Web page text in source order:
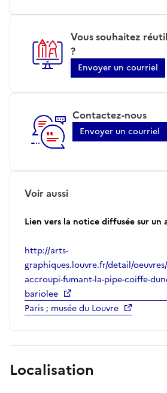
Vous souhaitez
?
Envoyer un courriel
Contactez-nous
Envoyer un courriel
Voir aussi
Lien vers la notice diffusée sur un
http://arts-
graphiques.louvre.fr/detail/oeuvres/
accroupi-fumant-la-pipe-coiffe-
bariolee
Paris ; musée du Louvre
Localisation